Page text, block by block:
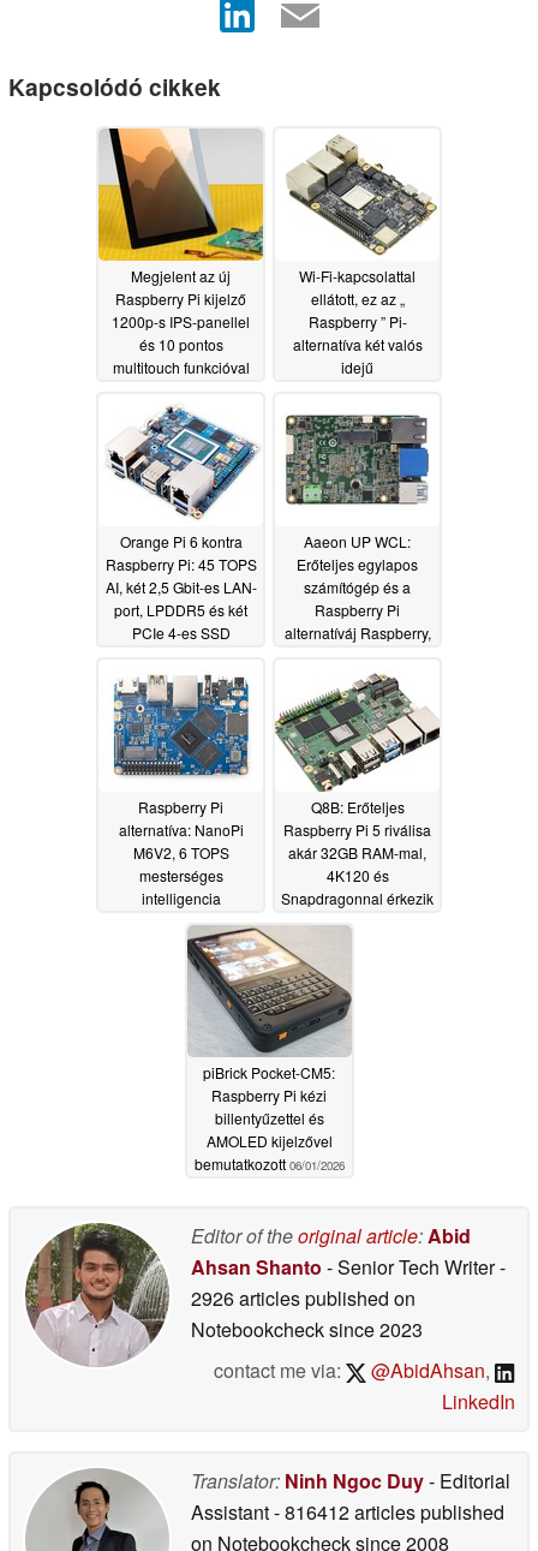
Kapcsolódó cikkek
Megjelent az új
Raspberry Pi kijelző
1200p-s IPS-panellel
és 10 pontos
multitouch funkcióval
Wi-Fi-kapcsolattal
ellátott, ez az „
Raspberry ” Pi-
alternatíva két valós
idejű
két Gigabit LAN-
csatlakozóval
rendelkezik07/05/2026
Orange Pi 6 kontra
Raspberry Pi: 45 TOPS
AI, két 2,5 Gbit-es LAN-
port, LPDDR5 és két
PCIe 4-es SSD
Aaeon UP WCL:
Erőteljes egylapos
számítógép és a
Raspberry Pi
alternatíváj Raspberry,
Windows rendszert
06/17/2026
Raspberry Pi
alternatíva: NanoPi
M6V2, 6 TOPS
mesterséges
intelligencia
teljesítménnyel, HDMI
2.1 és M.2
csatlakozóval06/14/2026
Q8B: Erőteljes
Raspberry Pi 5 riválisa
akár 32GB RAM-mal,
4K120 és
Snapdragonnal érkezik
06/04/2026
piBrick Pocket-CM5:
Raspberry Pi kézi
billentyűzettel és
AMOLED kijelzővel
bemutatkozott 06/01/2026
Editor of theoriginal article:Abid
Ahsan Shanto - Senior Tech Writer-
2926 articles published on
Notebookchecksince 2023
contact me via:
@AbidAhsan,
LinkedIn
Translator: Ninh Ngoc Duy- Editorial
Assistant- 816412 articles published
on Notebookchecksince 2008